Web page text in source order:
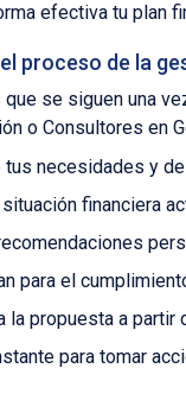
efectiva tu plan
el proceso de la
se siguen una
o Consultores en
necesidades y
financiera
para el
la propuesta a partir
para tomar